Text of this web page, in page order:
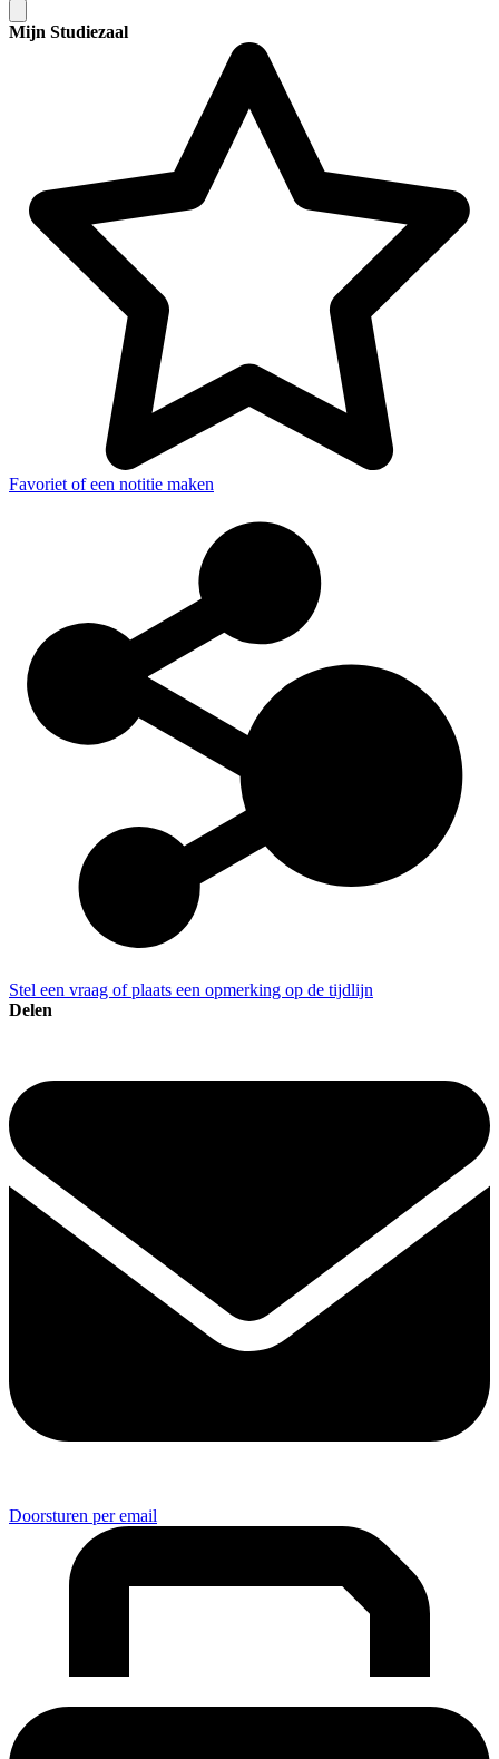
Mijn Studiezaal
Favoriet of een notitie maken
Stel een vraag of plaats een opmerking op de tijdlijn
Delen
Doorsturen per email